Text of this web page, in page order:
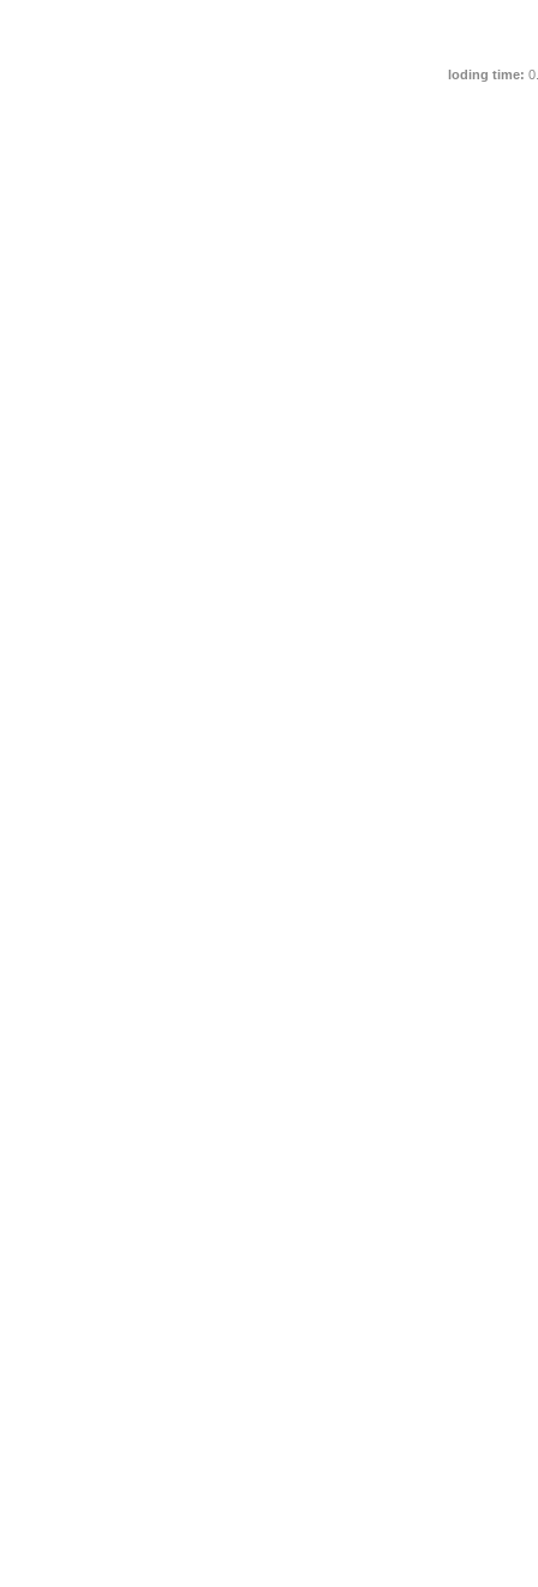
loding time: